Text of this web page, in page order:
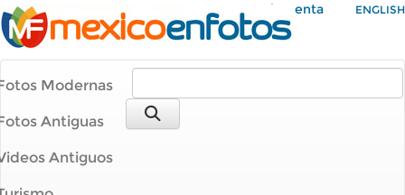
Mi Cuenta ENGLISH
Modernas
Antiguas
Antiguos